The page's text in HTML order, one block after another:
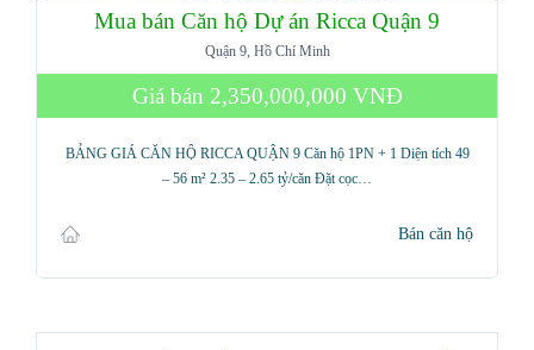
Mua bán Căn hộ Dự án Ricca Quận 9
Quận 9, Hồ Chí Minh
Giá bán 2,350,000,000 VNĐ
BẢNG GIÁ CĂN HỘ RICCA QUẬN 9 Căn hộ 1PN + 1 Diện tích 49
– 56 m² 2.35 – 2.65 tỷ/căn Đặt cọc…
Bán căn hộ